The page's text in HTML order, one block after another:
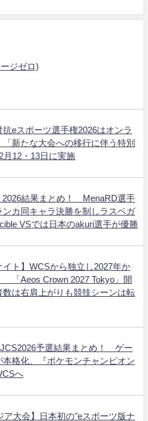
ジゼロ)
eスポーツ選手権2026はオンラ
新たな大会への移行に伴う特別
月12・13日に実施
2026結果まとめ！ MenaRD選手
ンカ同キャラ決勝を制しラスベガ
VSでは日本のakuri選手が優勝
イト】WCSから独立し2027年か
「Aeos Crown 2027 Tokyo」開
数は右肩上がりも競技シーンは転
予選結果まとめ！ ゲー
本格化、『ポケモンチャンピオン
へ
ア大会】日本初の"eスポーツ版ナ